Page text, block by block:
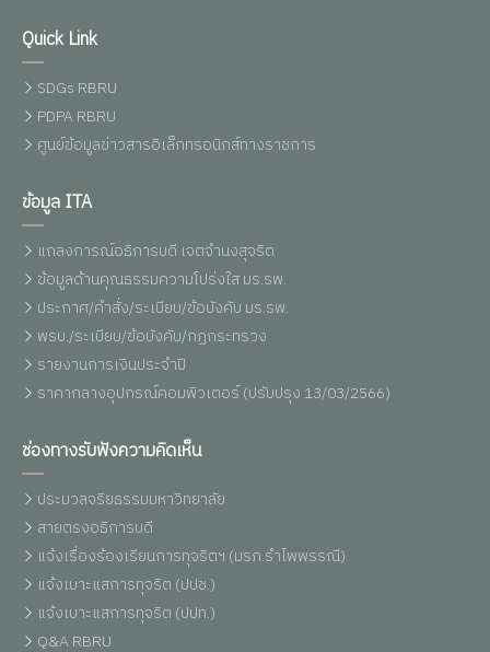
Quick Link
SDGs RBRU
PDPA RBRU
ศูนย์ข้อมูลข่าวสารอิเล็กทรอนิกส์ทางราชการ
ข้อมูล ITA
แถลงการณ์อธิการบดี เจตจำนงสุจริต
ข้อมูลด้านคุณธรรมความโปร่งใส มร.รพ.
ประกาศ/คำสั่ง/ระเบียบ/ข้อบังคับ มร.รพ.
พรบ./ระเบียบ/ข้อบังคับ/กฏกระทรวง
รายงานการเงินประจำปี
ราคากลางอุปกรณ์คอมพิวเตอร์ (ปรับปรุง 13/03/2566)
ช่องทางรับฟังความคิดเห็น
ประมวลจริยธรรมมหาวิทยาลัย
สายตรงอธิการบดี
แจ้งเรื่องร้องเรียนการทุจริตฯ (มรภ.รำไพพรรณี)
แจ้งเบาะแสการทุจริต (ปปช.)
แจ้งเบาะแสการทุจริต (ปปท.)
Q&A RBRU